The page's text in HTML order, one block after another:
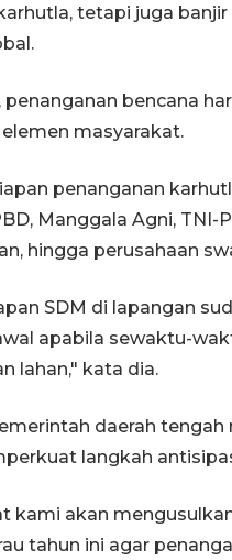
tetapi juga
penanganan bencana
masyarakat.
penanganan
Manggala Agni, TNI-
hingga perusahaan
SDM di lapangan
apabila sewaktu-
lahan," kata dia.
daerah
langkah
kami akan
tahun ini agar